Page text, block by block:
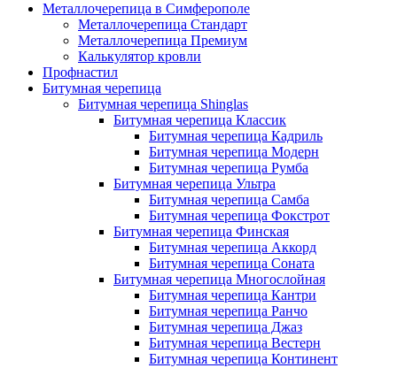
Металлочерепица в Симферополе
Металлочерепица Стандарт
Металлочерепица Премиум
Калькулятор кровли
Профнастил
Битумная черепица
Битумная черепица Shinglas
Битумная черепица Классик
Битумная черепица Кадриль
Битумная черепица Модерн
Битумная черепица Румба
Битумная черепица Ультра
Битумная черепица Самба
Битумная черепица Фокстрот
Битумная черепица Финская
Битумная черепица Аккорд
Битумная черепица Соната
Битумная черепица Многослойная
Битумная черепица Кантри
Битумная черепица Ранчо
Битумная черепица Джаз
Битумная черепица Вестерн
Битумная черепица Континент